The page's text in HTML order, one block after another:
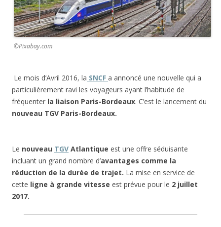
©Pixabay.com
Le mois d’Avril 2016, la SNCF a annoncé une nouvelle qui a
particulièrement ravi les voyageurs ayant l’habitude de
fréquenter la liaison Paris-Bordeaux. C’est le lancement du
nouveau TGV Paris-Bordeaux.
Le nouveau TGV Atlantique est une offre séduisante
incluant un grand nombre d’avantages comme la
réduction de la durée de trajet. La mise en service de
cette ligne à grande vitesse est prévue pour le 2 juillet
2017.